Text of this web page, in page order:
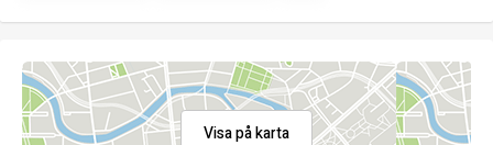
Visa på karta